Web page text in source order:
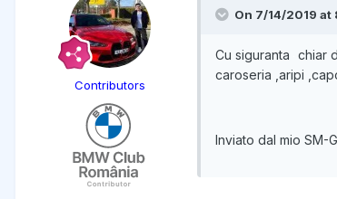
Contributors
On 7/14/2019 at
Cu siguranta chiar
caroseria ,aripi
Inviato dal mio SM-